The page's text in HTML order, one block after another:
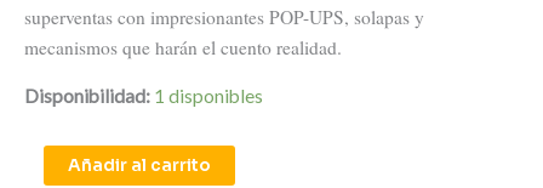
superventas con impresionantes POP-UPS, solapas y
mecanismos que harán el cuento realidad.
Disponibilidad: 1 disponibles
Añadir al carrito